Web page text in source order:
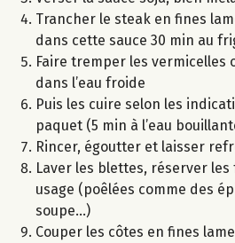
Trancher le steak en fines
dans cette sauce 30 min au
Faire tremper les vermicelles
dans l’eau froide
Puis les cuire selon les
paquet (5 min à l’eau
Rincer, égoutter et laisser
Laver les blettes, réserver
usage (poêlées comme des
soupe...)
Couper les côtes en fines